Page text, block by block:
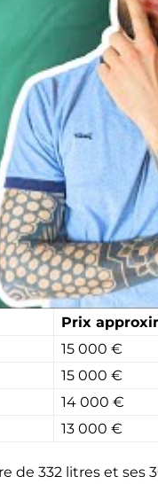
Prix
15 000 €
15 000 €
14 000 €
13 000 €
de 332 litres et ses